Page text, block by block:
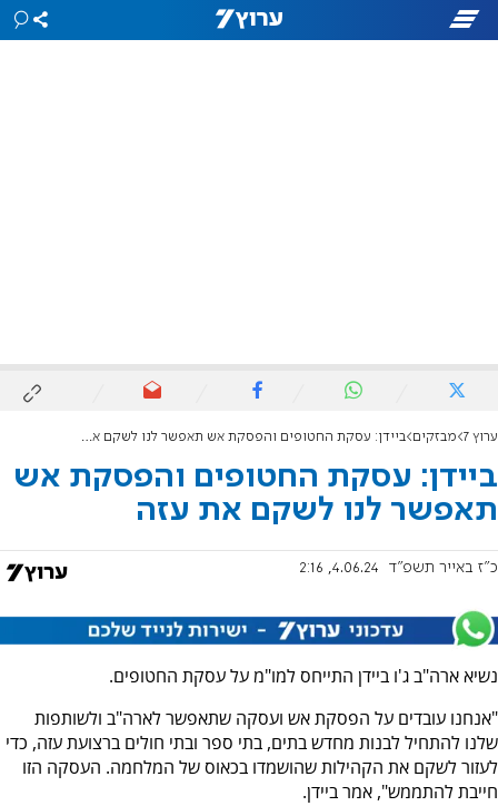
ערוץ 7 מבזקים ביידן: עסקת החטופים והפסקת אש תאפשר לנו לשקם את עזה
ביידן: עסקת החטופים והפסקת אש
תאפשר לנו לשקם את עזה
כ"ז באייר תשפ"ד 4.06.24, 2:16
נשיא ארה"ב ג'ו ביידן התייחס למו"מ על עסקת החטופים.
"אנחנו עובדים על הפסקת אש ועסקה שתאפשר לארה"ב ולשותפות
שלנו להתחיל לבנות מחדש בתים, בתי ספר ובתי חולים ברצועת עזה, כדי
לעזור לשקם את הקהילות שהושמדו בכאוס של המלחמה. העסקה הזו
חייבת להתממש", אמר ביידן.